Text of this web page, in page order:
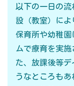
以下の一日の流
設（教室）によ
保育所や幼稚
ムで療育を実
た、放課後等
うなところも